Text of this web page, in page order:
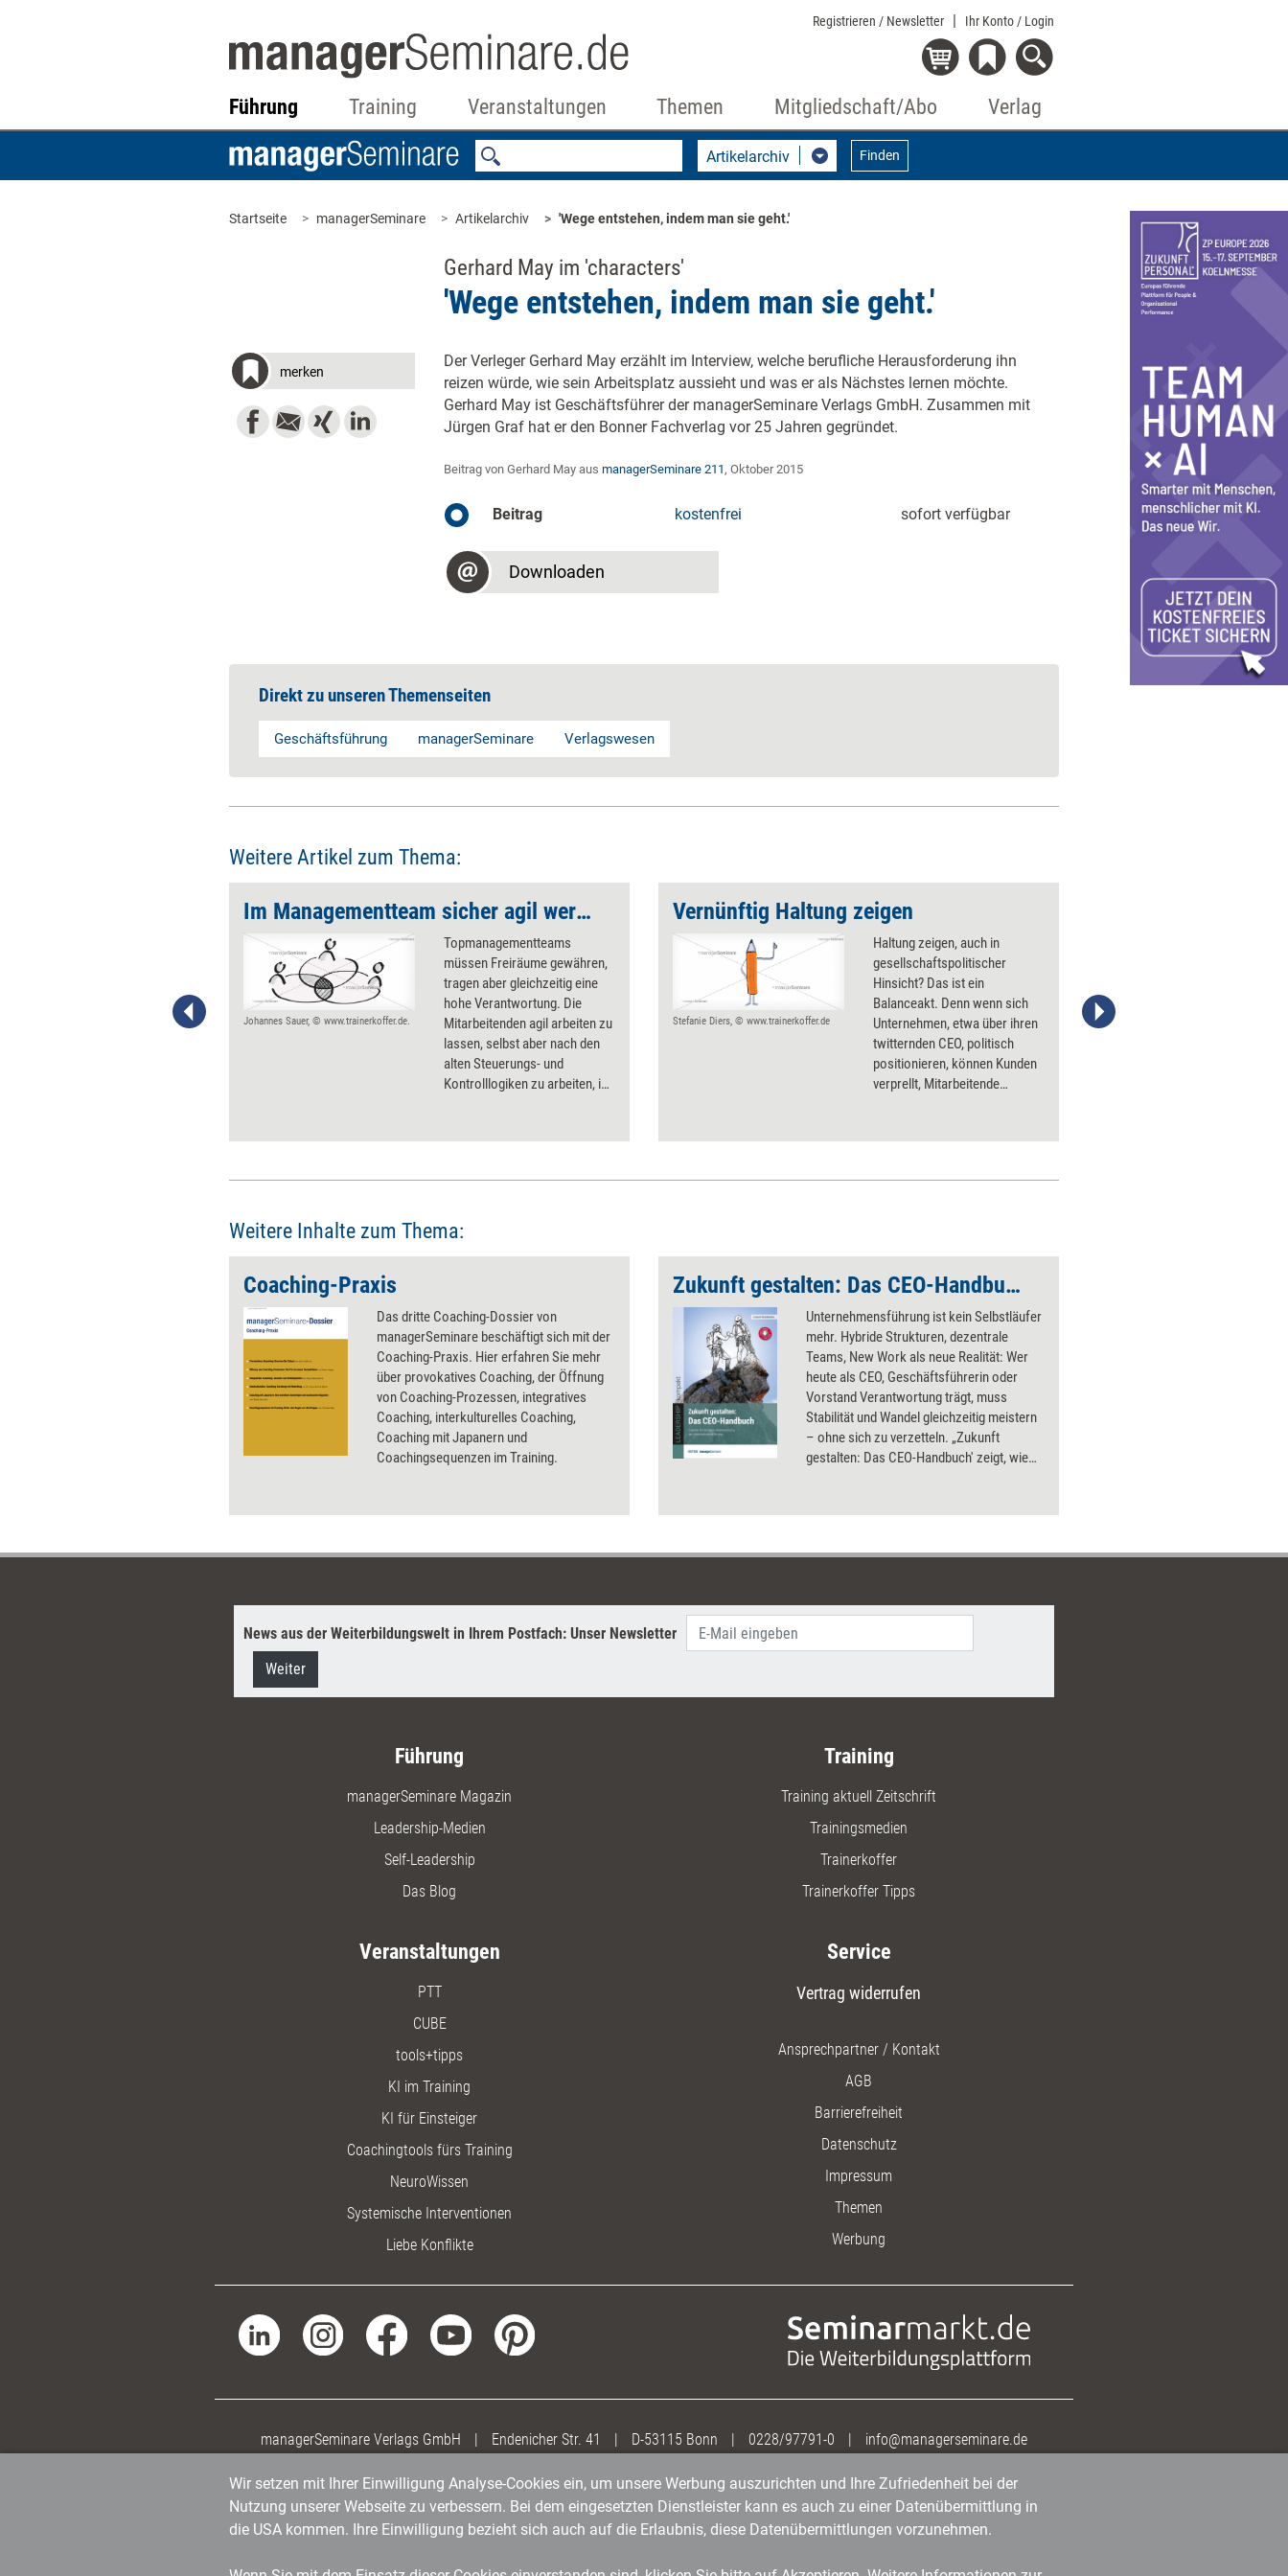
Registrieren / Newsletter Ihr Konto / Login
Führung Training Veranstaltungen Themen Mitgliedschaft/Abo Verlag
Artikelarchiv Finden
Startseite managerSeminare Artikelarchiv 'Wege entstehen, indem man sie geht.'
Gerhard May im 'characters'
'Wege entstehen, indem man sie geht.'
merken
Der Verleger Gerhard May erzählt im Interview, welche berufliche Herausforderung ihn
reizen würde, wie sein Arbeitsplatz aussieht und was er als Nächstes lernen möchte.
Gerhard May ist Geschäfts­führer der managerSeminare Verlags GmbH. Zusammen mit
Jürgen Graf hat er den Bonner Fachverlag vor 25 Jahren gegründet.
Beitrag von Gerhard May aus managerSeminare 211, Oktober 2015
Beitrag kostenfrei sofort verfügbar
Downloaden
Direkt zu unseren Themenseiten
Geschäftsführung managerSeminare Verlagswesen
Weitere Artikel zum Thema:
Im Managementteam ­sicher agil werden
Johannes Sauer, © www.trainerkoffer.de.
Topmanagementteams
müssen Freiräume gewähren,
tragen aber gleichzeitig eine
hohe Verantwortung. Die
Mitarbeitenden agil arbeiten zu
lassen, selbst aber nach den
alten Steuerungs- und
Kontrolllogiken zu arbeiten, ist
mit agilen Methoden zu
Prinzipien helfen der
Vernünftig Haltung zeigen
Stefanie Diers, © www.trainerkoffer.de
Haltung zeigen, auch in
gesellschaftspolitischer
Hinsicht? Das ist ein
Balanceakt. Denn wenn sich
Unternehmen, etwa über ihren
twitternden CEO, politisch
positionieren, können Kunden
verprellt, Mitarbeitende
Fünf Ratschläge für Firmen, die
aber begrenzen wollen.
Weitere Inhalte zum Thema:
Coaching-Praxis
Das dritte Coaching-Dossier von
managerSeminare beschäftigt sich mit der
Coaching-Praxis. Hier erfahren Sie mehr
über provokatives Coaching, der Öffnung
von Coaching-Prozessen, integratives
Coaching, interkulturelles Coaching,
Coaching mit Japanern und
Coachingsequenzen im Training.
Zukunft gestalten: Das CEO-Handbuch – Vorschau
Unternehmensführung ist kein Selbstläufer
mehr. Hybride Strukturen, dezentrale
Teams, New Work als neue Realität: Wer
heute als CEO, Geschäftsführerin oder
Vorstand Verantwortung trägt, muss
Stabilität und Wandel gleichzeitig meistern
– ohne sich zu verzetteln. „Zukunft
gestalten: Das CEO-Handbuch' zeigt, wie
Steuerungssystem, das nicht an der
Führungspraxis, die auch auf Distanz trägt.
News aus der Weiterbildungswelt in Ihrem Postfach: Unser Newsletter
Weiter
Führung
managerSeminare Magazin
Leadership-Medien
Self-Leadership
Das Blog
Training
Training aktuell Zeitschrift
Trainingsmedien
Trainerkoffer
Trainerkoffer Tipps
Veranstaltungen
PTT
CUBE
tools+tipps
KI im Training
KI für Einsteiger
Coachingtools fürs Training
NeuroWissen
Systemische Interventionen
Liebe Konflikte
Service
Vertrag widerrufen
Ansprechpartner / Kontakt
AGB
Barrierefreiheit
Datenschutz
Impressum
Themen
Werbung
managerSeminare Verlags GmbH | Endenicher Str. 41 | D-53115 Bonn | 0228/97791-0 | info@managerseminare.de
Wir setzen mit Ihrer Einwilligung Analyse-Cookies ein, um unsere Werbung auszurichten und Ihre Zufriedenheit bei der
Nutzung unserer Webseite zu verbessern. Bei dem eingesetzten Dienstleister kann es auch zu einer Datenübermittlung in
die USA kommen. Ihre Einwilligung bezieht sich auch auf die Erlaubnis, diese Datenübermittlungen vorzunehmen.